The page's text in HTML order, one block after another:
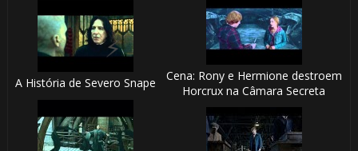
A História de Severo Snape
Cena: Rony e Hermione destroem
Horcrux na Câmara Secreta
🎂